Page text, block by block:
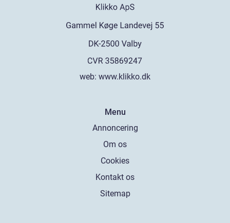
web: www.klikko.dk
Menu
Annoncering
Om os
Cookies
Kontakt os
Sitemap